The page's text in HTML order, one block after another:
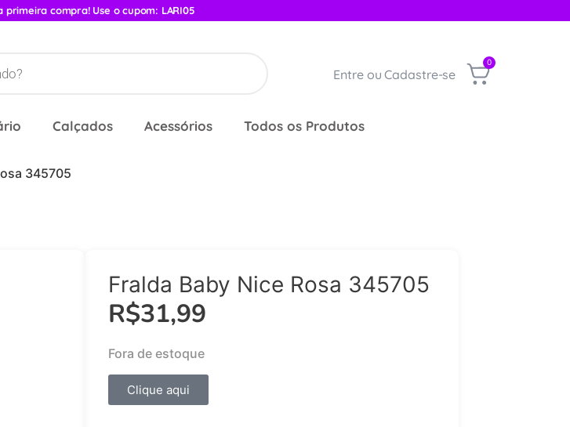
primeira compra! Use o cupom: LARI05
Entre ou Cadastre-se
0
Calçados Acessórios Todos os Produtos
345705
Fralda Baby Nice Rosa 345705
R$31,99
Fora de estoque
Clique aqui